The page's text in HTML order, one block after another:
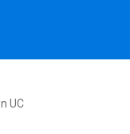
UC